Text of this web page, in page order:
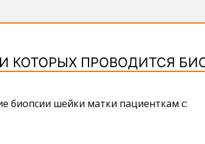
КОТОРЫХ ПРОВОДИТСЯ
биопсии шейки матки пациенткам с: